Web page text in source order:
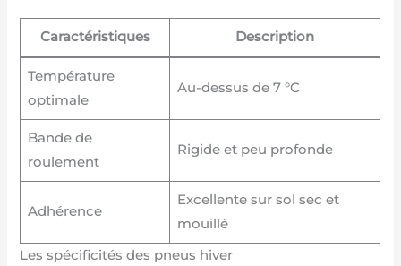
Caractéristiques Description
Température
optimale
Au-dessus de 7 °C
Bande de
roulement
Rigide et peu profonde
Adhérence
Excellente sur sol sec et
mouillé
Les spécificités des pneus hiver